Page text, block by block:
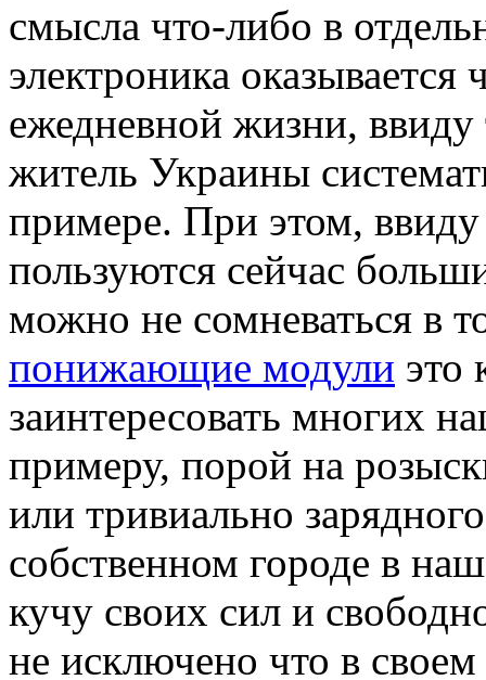
смысла что-либо в
электроника
ежедневной жизни,
житель Украины
примере. При этом, ввиду
пользуются сейчас
можно не сомневаться в
понижающие модули это
заинтересовать многих
примеру, порой на
или тривиально
собственном городе в
кучу своих сил и
не исключено что в